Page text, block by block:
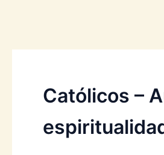
Católicos –